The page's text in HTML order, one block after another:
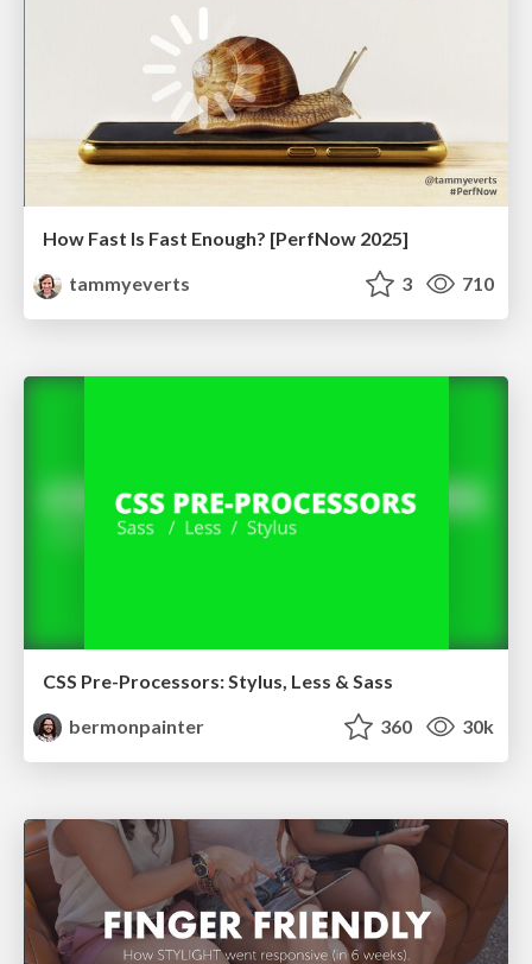
How Fast Is Fast Enough? [PerfNow 2025]
tammyeverts
3 710
CSS Pre-Processors: Stylus, Less & Sass
bermonpainter
360 30k